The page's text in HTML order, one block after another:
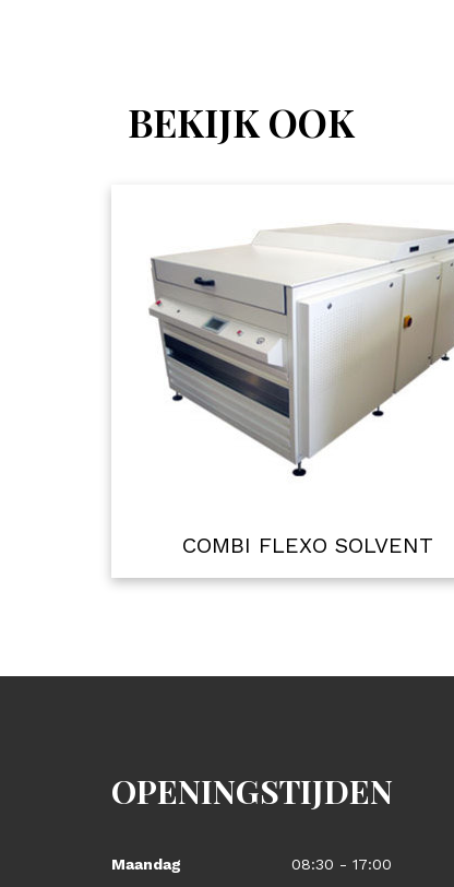
BEKIJK OOK
COMBI FLEXO SOLVENT
OPENINGSTIJDEN
Maandag 08:30 - 17:00